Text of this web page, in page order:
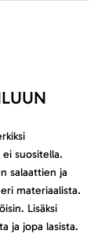
page
suositella.
salaattien ja
materiaalista.
Lisäksi
ja jopa lasista.